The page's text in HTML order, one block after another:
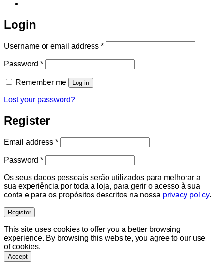
Login
Username or email address *Required
Password *Required
Remember me Log in
Lost your password?
Register
Email address *Required
Password *Required
Os seus dados pessoais serão utilizados para melhorar a
sua experiência por toda a loja, para gerir o acesso à sua
conta e para os propósitos descritos na nossa privacy policy.
Register
This site uses cookies to offer you a better browsing
experience. By browsing this website, you agree to our use
of cookies.
Accept